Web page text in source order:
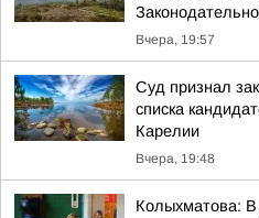
Вчера, 19:57
Суд признал
списка
Карелии
Вчера, 19:48
Колыхматова: